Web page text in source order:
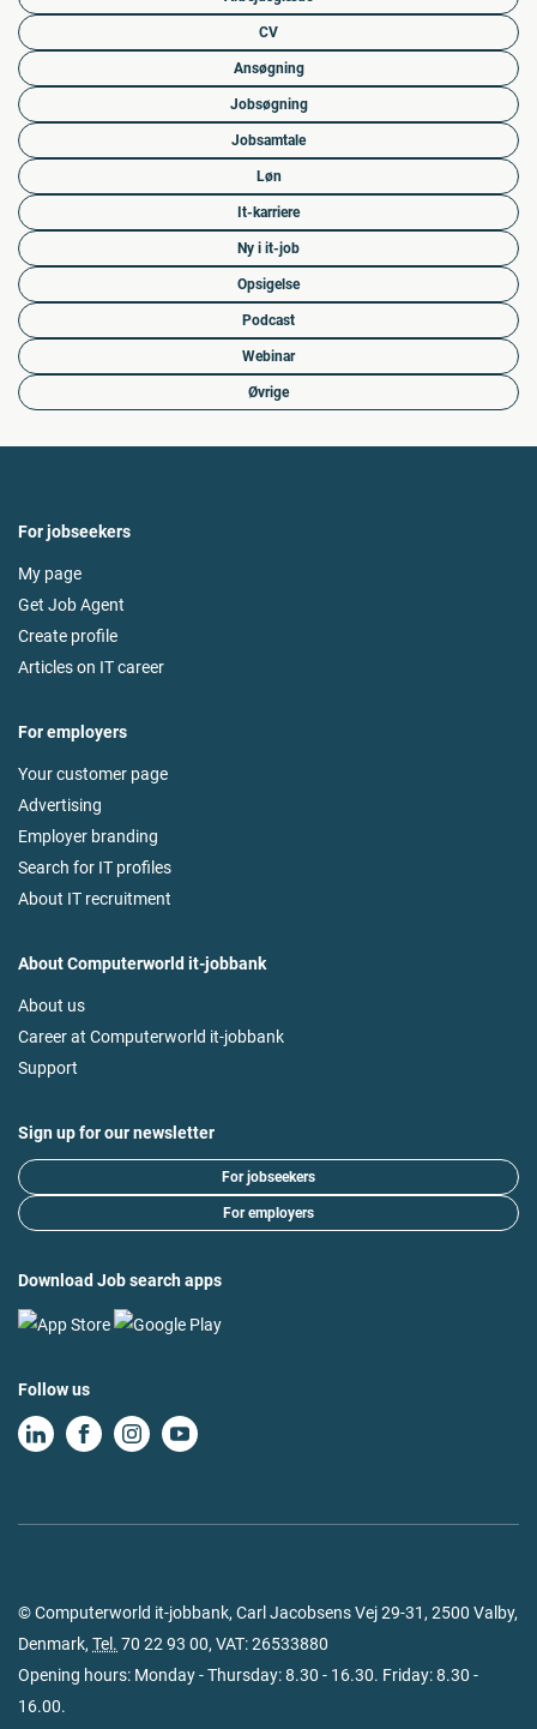
CV
Ansøgning
Jobsøgning
Jobsamtale
Løn
It-karriere
Ny i it-job
Opsigelse
Podcast
Webinar
Øvrige
For jobseekers
My page
Get Job Agent
Create profile
Articles on IT career
For employers
Your customer page
Advertising
Employer branding
Search for IT profiles
About IT recruitment
About Computerworld it-jobbank
About us
Career at Computerworld it-jobbank
Support
Sign up for our newsletter
For jobseekers
For employers
Download Job search apps
Follow us
© Computerworld it-jobbank, Carl Jacobsens Vej 29-31, 2500 Valby,
Denmark, Tel. 70 22 93 00, VAT: 26533880
Opening hours: Monday - Thursday: 8.30 - 16.30. Friday: 8.30 -
16.00.